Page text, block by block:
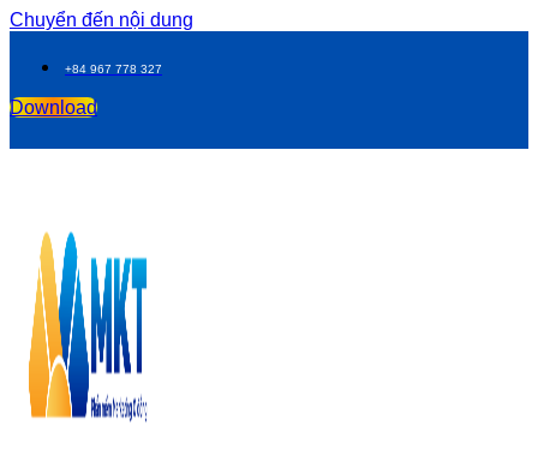
Chuyển đến nội dung
+84 967 778 327
Download